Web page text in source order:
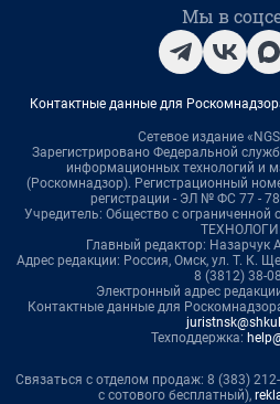
Мы в
Контактные данные для
Сетевое издание
Зарегистрировано Федеральной
информационных технологий и
(Роскомнадзор). Регистрационный
регистрации - ЭЛ № ФС 77 -
Учредитель: Общество с
Главный редактор: Назарчук
Адрес редакции: Россия, Омск, ул. Т. К.
8 (3812) 38-
Электронный адрес
Контактные данные для
Техподдержка:
Связаться с отделом продаж: 8 (383)
с сотового бесплатный),